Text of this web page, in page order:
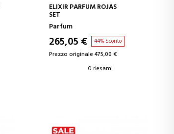
AGGIUNGI AL CARRELLO
ELIXIR PARFUM ROJAS
SET
Parfum
265,05 € 44% Sconto
Prezzo originale 475,00 €
0 riesami